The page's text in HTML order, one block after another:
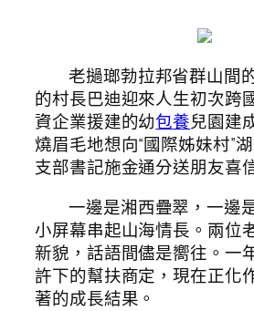
老撾瑯勃拉邦省群山間
的村長巴迪迎來人生初次跨
資企業援建的幼包養兒園建
燒眉毛地想向“國際姊妹村”
支部書記施金通分送朋友喜
一邊是湘西疊翠，一邊
小屏幕串起山海情長。兩位
新貌，話語間儘是嚮往。一
許下的幫扶商定，現在正化
著的成長結果。